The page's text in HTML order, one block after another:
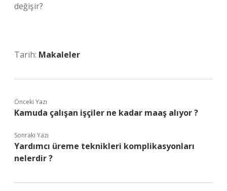
değişir?
Tarih: Makaleler
Önceki Yazı
Kamuda çalışan işçiler ne kadar maaş alıyor ?
Sonraki Yazı
Yardımcı üreme teknikleri komplikasyonları
nelerdir ?